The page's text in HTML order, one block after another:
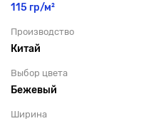
115 гр/м²
Производство
Китай
Выбор цвета
Бежевый
Ширина